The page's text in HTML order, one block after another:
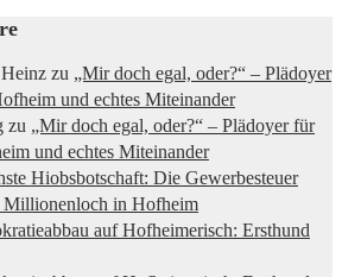
zu „Mir doch egal, oder?“ – Plädoyer
und echtes Miteinander
zu „Mir doch egal, oder?“ – Plädoyer für
und echtes Miteinander
Hiobsbotschaft: Die Gewerbesteuer
Millionenloch in Hofheim
auf Hofheimerisch: Ersthund